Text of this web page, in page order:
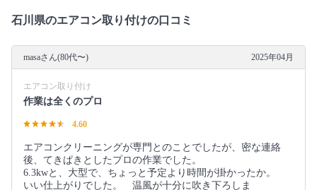
石川県のエアコン取り付けの口コミ
masaさん(80代〜) 2025年04月
エアコン取り付け
作業は全くのプロ
4.60
エアコンクリーニングが専門とのことでしたが、密な連絡
後、てきぱきとしたプロの作業でした。
6.3kwと、大型で、ちょっと予定より時間が掛かったか。
いい仕上がりでした。 温風が十分に吹き下ろしま